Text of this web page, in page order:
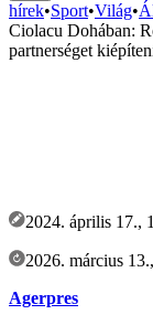
hírek•Sport•Világ•
Ciolacu Dohában:
partnerséget
2024. április 17.,
2026. március
Agerpres